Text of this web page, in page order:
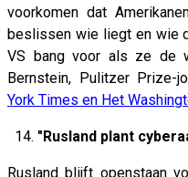
voorkomen dat
beslissen wie liegt en wie
VS bang voor als ze de
Bernstein, Pulitzer Prize-
York Times en Het
14. "Rusland plant
Rusland blijft openstaan